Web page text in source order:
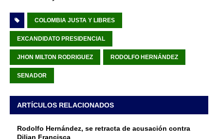
COLOMBIA JUSTA Y LIBRES
EXCANDIDATO PRESIDENCIAL
JHON MILTON RODRIGUEZ RODOLFO HERNÁNDEZ
SENADOR
ARTÍCULOS RELACIONADOS
Rodolfo Hernández, se retracta de acusación contra
Dilian Francisca